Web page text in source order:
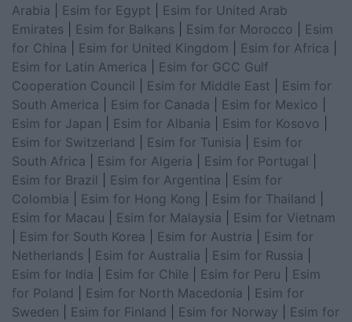
Arabia
Esim for Egypt
Esim for United Arab
Emirates
Esim for Balkans Esim for Morocco
Esim
for China
Esim for United Kingdom Esim for Africa
Esim for Latin America
Esim for GCC Gulf
Cooperation Council
Esim for Middle East
Esim for
South America
Esim for Canada Esim for Mexico
Esim for Japan
Esim for Albania Esim for Kosovo
Esim for Switzerland
Esim for Tunisia
Esim for
South Africa
Esim for Algeria Esim for Portugal
Esim for Brazil
Esim for Argentina
Esim for
Colombia
Esim for Hong Kong Esim for Thailand
Esim for Macau
Esim for Malaysia
Esim for Vietnam
Esim for South Korea Esim for Austria
Esim for
Netherlands
Esim for Australia Esim for Russia
Esim for India
Esim for Chile Esim for Peru
Esim
for Poland
Esim for North Macedonia
Esim for
Sweden
Esim for Finland Esim for Norway
Esim for